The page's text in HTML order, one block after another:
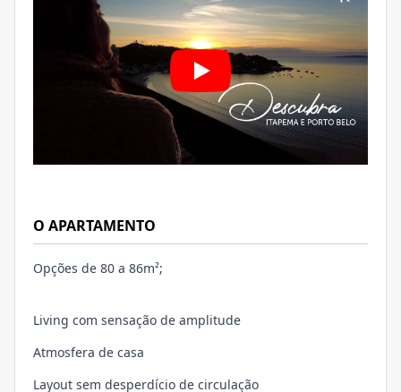
O APARTAMENTO
Opções de 80 a 86m²;
Living com sensação de amplitude
Atmosfera de casa
Layout sem desperdício de circulação